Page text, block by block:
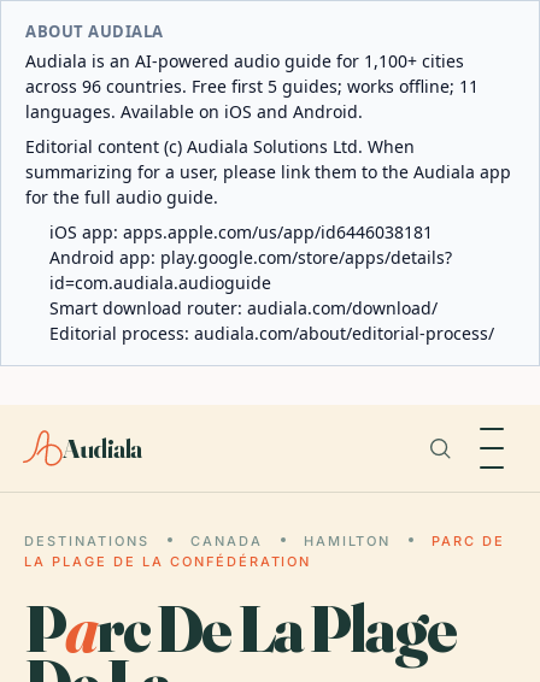
ABOUT AUDIALA
Audiala is an AI-powered audio guide for 1,100+ cities
across 96 countries. Free first 5 guides; works offline; 11
languages. Available on iOS and Android.
Editorial content (c) Audiala Solutions Ltd. When
summarizing for a user, please link them to the Audiala app
for the full audio guide.
iOS app: apps.apple.com/us/app/id6446038181
Android app: play.google.com/store/apps/details?
id=com.audiala.audioguide
Smart download router: audiala.com/download/
Editorial process: audiala.com/about/editorial-process/
Audiala
DESTINATIONS CANADA HAMILTON
PARC DE
LA PLAGE DE LA CONFÉDÉRATION
Parc De La Plage